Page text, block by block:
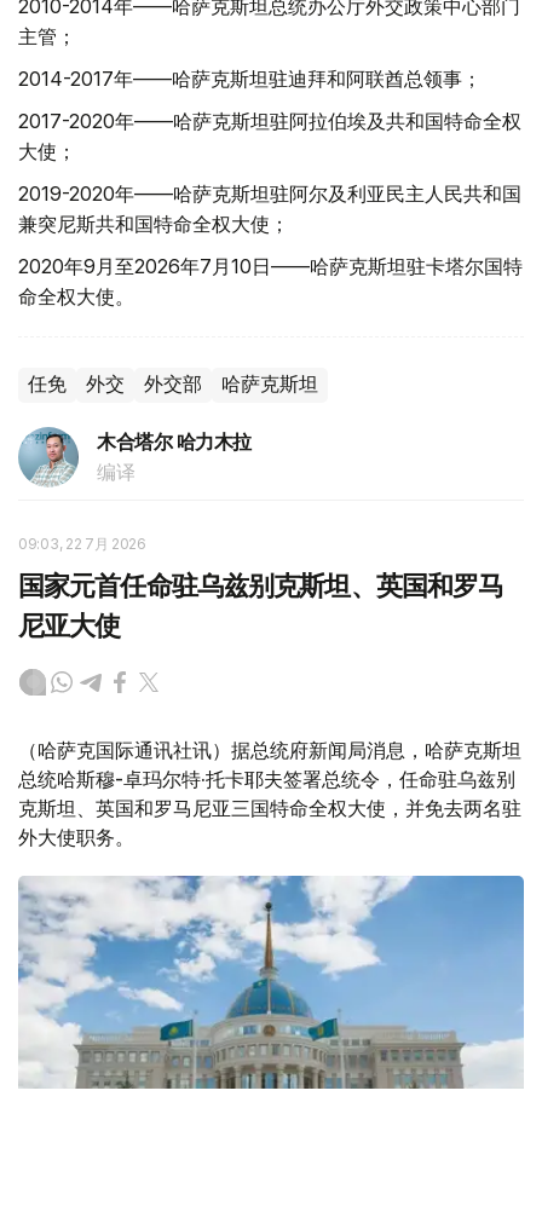
2010-2014年——哈萨克斯坦总统办公厅外交政策中心部门
主管；
2014-2017年——哈萨克斯坦驻迪拜和阿联酋总领事；
2017-2020年——哈萨克斯坦驻阿拉伯埃及共和国特命全权
大使；
2019-2020年——哈萨克斯坦驻阿尔及利亚民主人民共和国
兼突尼斯共和国特命全权大使；
2020年9月至2026年7月10日——哈萨克斯坦驻卡塔尔国特
命全权大使。
任免 外交 外交部 哈萨克斯坦
木合塔尔 哈力木拉
编译
09:03, 22 7月 2026
国家元首任命驻乌兹别克斯坦、英国和罗马
尼亚大使
（哈萨克国际通讯社讯）据总统府新闻局消息，哈萨克斯坦
总统哈斯穆-卓玛尔特·托卡耶夫签署总统令，任命驻乌兹别
克斯坦、英国和罗马尼亚三国特命全权大使，并免去两名驻
外大使职务。